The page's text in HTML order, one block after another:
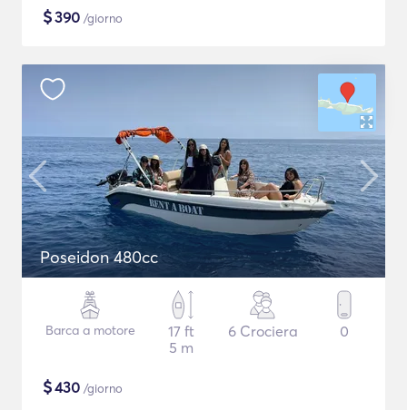
$390 /giorno
Poseidon 480cc
Barca a motore
17 ft
5 m
6 Crociera 0
$430 /giorno